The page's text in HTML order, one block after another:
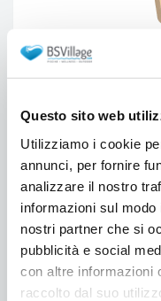
Questo sito web
Utilizziamo i cookie
annunci, per fornire
analizzare il nostro
informazioni sul
nostri partner che si
pubblicità e social
con altre informazioni
raccolto dal suo
Accetto l'informativa
Ricevi guida
BsvillagePiscine